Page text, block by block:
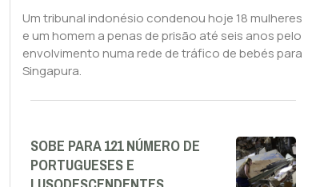
Um tribunal indonésio condenou hoje 18 mulheres
e um homem a penas de prisão até seis anos pelo
envolvimento numa rede de tráfico de bebés para
Singapura.
SOBE PARA 121 NÚMERO DE
PORTUGUESES E